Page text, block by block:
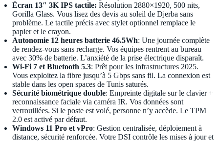
Écran 13″ 3K IPS tactile: Résolution 2880×1920, 500 nits,
Gorilla Glass. Vous lisez des devis au soleil de Djerba sans
problème. Le tactile précis avec stylet optionnel remplace le
papier et le crayon.
Autonomie 12 heures batterie 46.5Wh: Une journée complète
de rendez-vous sans recharge. Vos équipes rentrent au bureau
avec 30% de batterie. L’anxiété de la prise électrique disparaît.
Wi-Fi 7 et Bluetooth 5.3: Prêt pour les infrastructures 2025.
Vous exploitez la fibre jusqu’à 5 Gbps sans fil. La connexion est
stable dans les open spaces de Tunis saturés.
Sécurité biométrique double: Empreinte digitale sur le clavier +
reconnaissance faciale via caméra IR. Vos données sont
verrouillées. Si le poste est volé, personne n’y accède. Le TPM
2.0 est activé par défaut.
Windows 11 Pro et vPro: Gestion centralisée, déploiement à
distance, sécurité renforcée. Votre DSI contrôle les mises à jour et